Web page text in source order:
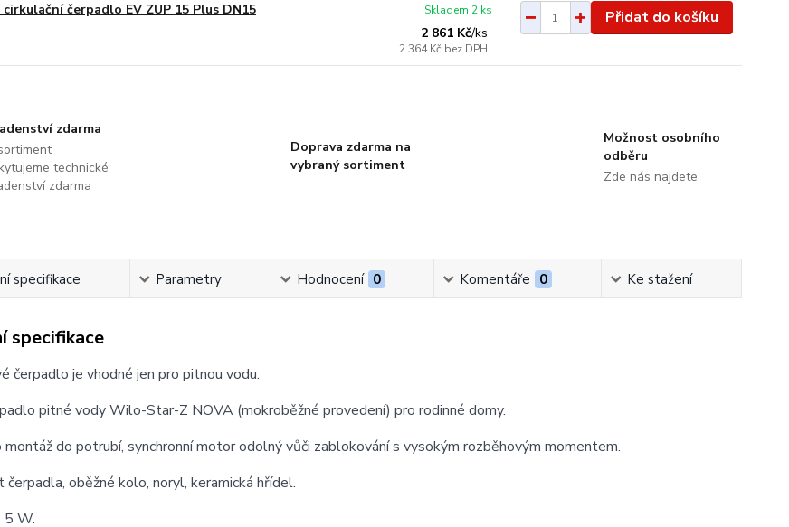
čerpadlo EV ZUP 15 Plus DN15
2 861 Kč/ks
2 364 Kč bez DPH
Skladem 2 ks Přidat do košíku
zdarma
technické
zdarma
Doprava zdarma na
vybraný sortiment
Možnost osobního
odběru
Zde nás najdete
specifikace Parametry Hodnocení 0 Komentáře 0 Ke stažení
specifikace
čerpadlo je vhodné jen pro pitnou vodu.
pitné vody Wilo-Star-Z NOVA (mokroběžné provedení) pro rodinné domy.
montáž do potrubí, synchronní motor odolný vůči zablokování s vysokým rozběhovým momentem.
čerpadla, oběžné kolo, noryl, keramická hřídel.
5 W.